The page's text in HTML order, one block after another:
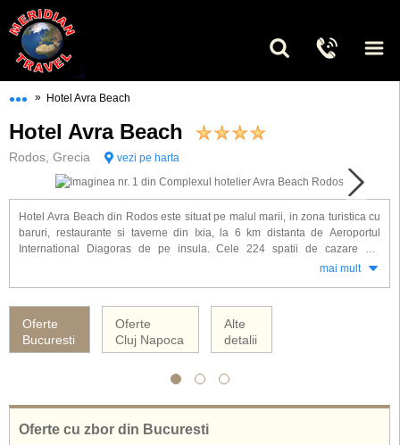
••• » Hotel Avra Beach
Hotel Avra Beach
Rodos, Grecia vezi pe harta
Hotel Avra Beach din Rodos este situat pe malul marii, in zona turistica cu
baruri, restaurante si taverne din Ixia, la 6 km distanta de Aeroportul
International Diagoras de pe insula. Cele 224 spatii de cazare ale
complexului (132 duble si 92 family room) sunt dotate cu: baie proprie,
Alte facilitati oferite la hotel Avra Beach: restaurant, baruri, minimarket,
salon TV, acces internet, gradina spatioasa, piscina in aer liber, jacuzzi,
- 12 ani), tenis de camp, volei, tenis de masa, snooker, sala de fitness,
Hotelul Avra Beach ofera servicii cu all inclusive.
mai mult
Oferte
Bucuresti
Oferte
Cluj Napoca
Alte
detalii
Oferte cu zbor din Bucuresti